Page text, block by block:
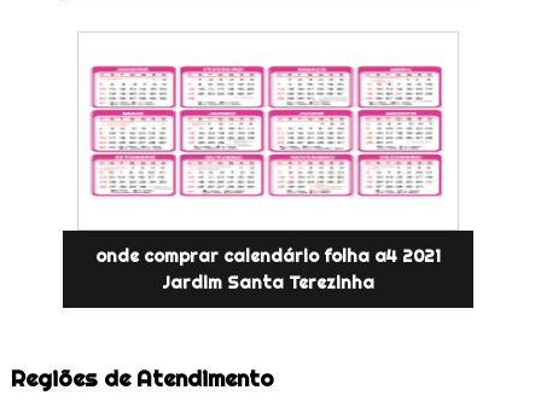
onde comprar calendário folha a4 2021
Jardim Santa Terezinha
Regiões de Atendimento